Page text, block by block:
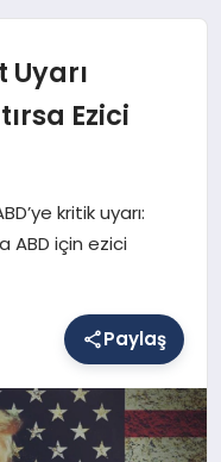
Uyarı
Ezici
kritik uyarı:
ABD için ezici
Paylaş